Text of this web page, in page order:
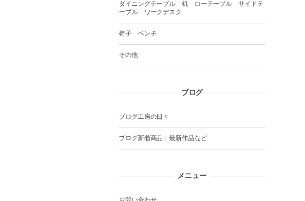
ダイニングテーブル 机 ローテーブル サイドテ
ーブル ワークデスク
椅子 ベンチ
その他
ブログ
ブログ工房の日々
ブログ新着商品｜最新作品など
メニュー